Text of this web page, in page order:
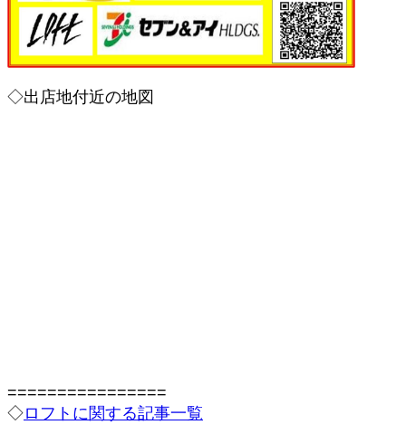
◇出店地付近の地図
================
◇ロフトに関する記事一覧